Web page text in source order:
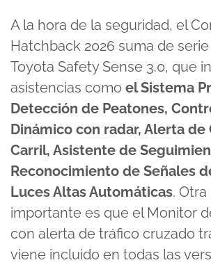
A la hora de la seguridad, el
Hatchback 2026 suma de
Toyota Safety Sense 3.0, que
asistencias como el Sistema
Detección de Peatones,
Dinámico con radar, Alerta de
Carril, Asistente de
Reconocimiento de Señales
Luces Altas Automáticas.
importante es que el Monitor
con alerta de tráfico cruzado
viene incluido en todas las